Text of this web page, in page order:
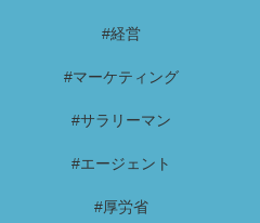
#経営
#マーケティング
#サラリーマン
#エージェント
#厚労省